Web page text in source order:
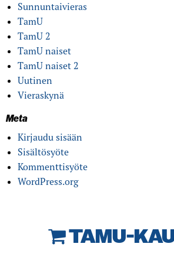
Sunnuntaivieras
TamU
TamU 2
TamU naiset
TamU naiset 2
Uutinen
Vieraskynä
Meta
Kirjaudu sisään
Sisältösyöte
Kommenttisyöte
WordPress.org
TAMU-